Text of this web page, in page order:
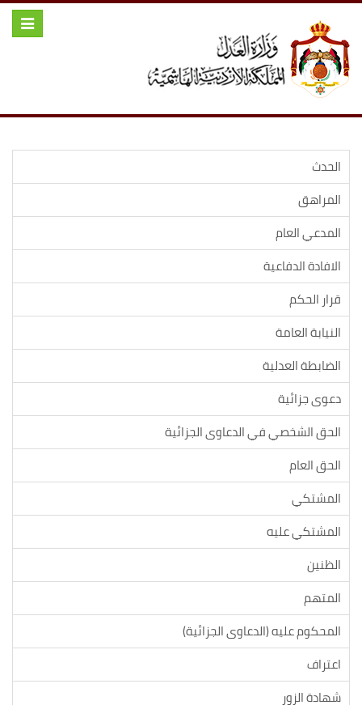
Toggle
الحدث
المراهق
المدعي العام
الافادة الدفاعية
قرار الحكم
النيابة العامة
الضابطة العدلية
دعوى جزائية
الحق الشخصي في الدعاوى الجزائية
الحق العام
المشتكي
المشتكي عليه
الظنين
المتهم
المحكوم عليه (الدعاوى الجزائية)
اعتراف
شهادة الزور